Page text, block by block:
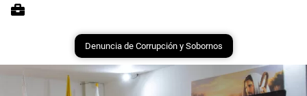
Denuncia de Corrupción y Sobornos